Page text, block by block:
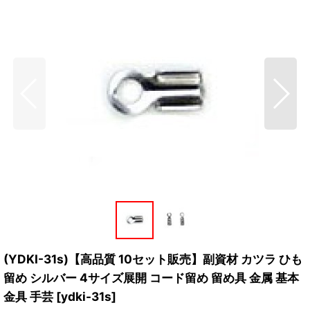
(YDKI-31s)【高品質 10セット販売】副資材 カツラ ひも
留め シルバー 4サイズ展開 コード留め 留め具 金属 基本
金具 手芸 [ydki-31s]